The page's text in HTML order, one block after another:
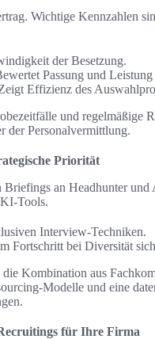
Wichtige Kennzahlen
der Besetzung.
Passung und Leistung
Effizienz des
und regelmäßige
der Personalvermittlung.
Priorität
an Headhunter
Tools.
Interview-Techniken.
Fortschritt bei Diversität
Kombination aus
Modelle und eine
für Ihre Firma